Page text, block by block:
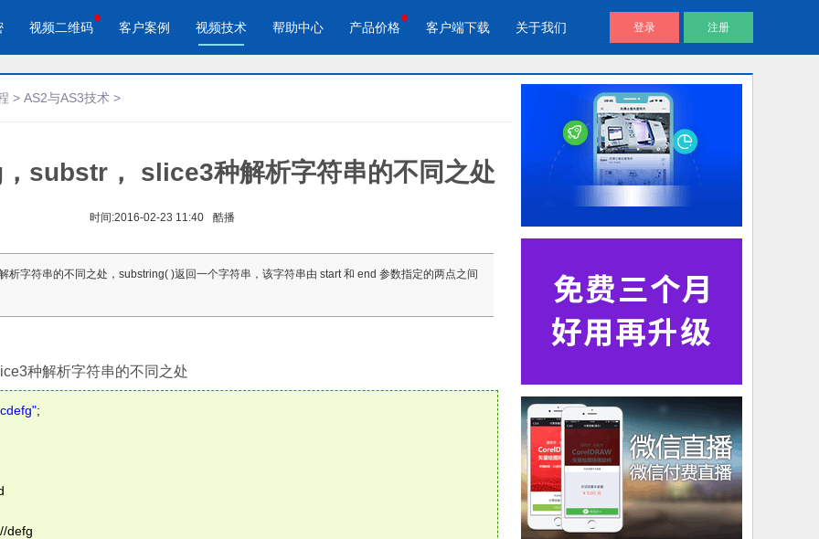
播云 | 企业视频轻松上云
费稳定无广告视频云服务
酷播云视频二维码
自动生成视频二维码
酷播V4 | 免费视频播放器
帮助用户通过代码直接调用视频文
视频二维码
传
频来展示产品新功能、新特
教学网站 企业视频库
企业视频宣传，提升企业形象
报 体育培训 视频说明书
产品视频说明书，产品安装应用视
客户案例 视频技术 帮助中心 产品价格 客户端下载 关于我们 登录 注册
> AS2与AS3技术 >
substr， slice3种解析字符串的不同之处
时间:2016-02-23 11:40 酷播
析字符串的不同之处，substring( )返回一个字符串，该字符串由 start 和 end 参数指定的两点之间
种解析字符串的不同之处
;
defg